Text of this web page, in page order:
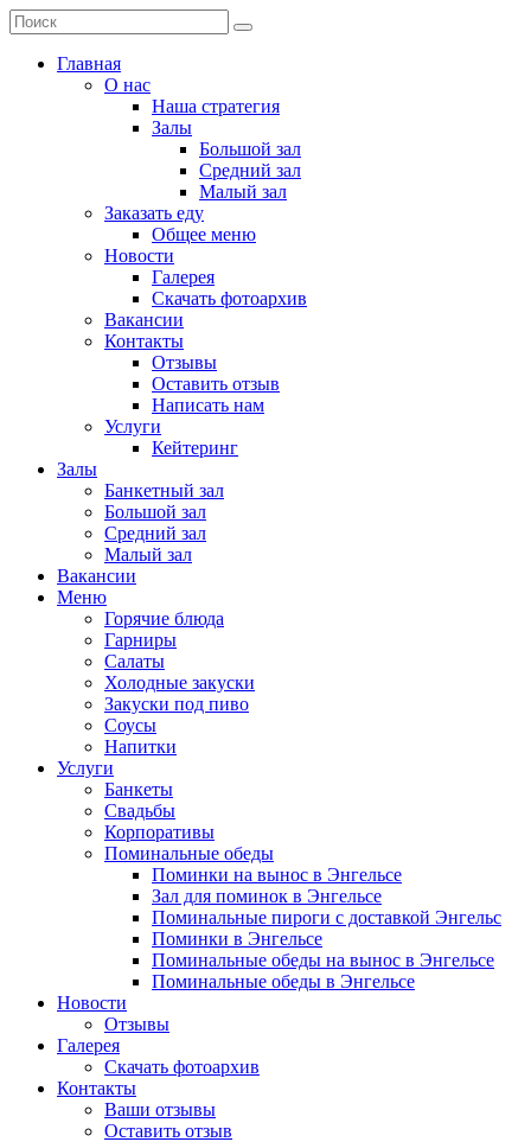
Главная
О нас
Наша стратегия
Залы
Большой зал
Средний зал
Малый зал
Заказать еду
Общее меню
Новости
Галерея
Скачать фотоархив
Вакансии
Контакты
Отзывы
Оставить отзыв
Написать нам
Услуги
Кейтеринг
Залы
Банкетный зал
Большой зал
Средний зал
Малый зал
Вакансии
Меню
Горячие блюда
Гарниры
Салаты
Холодные закуски
Закуски под пиво
Соусы
Напитки
Услуги
Банкеты
Свадьбы
Корпоративы
Поминальные обеды
Поминки на вынос в Энгельсе
Зал для поминок в Энгельсе
Поминальные пироги с доставкой Энгельс
Поминки в Энгельсе
Поминальные обеды на вынос в Энгельсе
Поминальные обеды в Энгельсе
Новости
Отзывы
Галерея
Скачать фотоархив
Контакты
Ваши отзывы
Оставить отзыв